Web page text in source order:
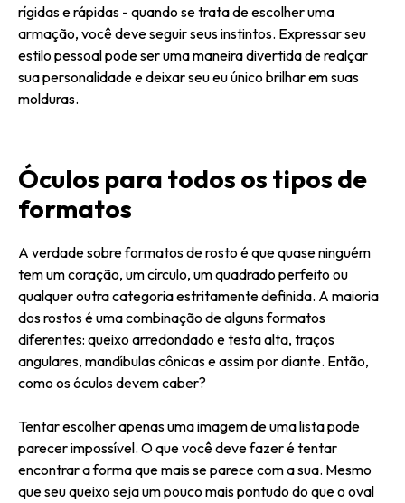
rígidas e rápidas - quando se trata de escolher uma
armação, você deve seguir seus instintos. Expressar seu
estilo pessoal pode ser uma maneira divertida de realçar
sua personalidade e deixar seu eu único brilhar em suas
molduras.
Óculos para todos os tipos de
formatos
A verdade sobre formatos de rosto é que quase ninguém
tem um coração, um círculo, um quadrado perfeito ou
qualquer outra categoria estritamente definida. A maioria
dos rostos é uma combinação de alguns formatos
diferentes: queixo arredondado e testa alta, traços
angulares, mandíbulas cônicas e assim por diante. Então,
como os óculos devem caber?
Tentar escolher apenas uma imagem de uma lista pode
parecer impossível. O que você deve fazer é tentar
encontrar a forma que mais se parece com a sua. Mesmo
que seu queixo seja um pouco mais pontudo do que o oval